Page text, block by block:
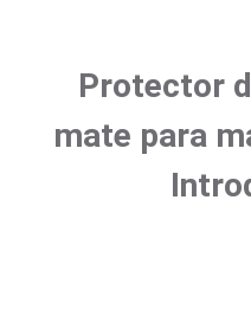
Protector
mate para